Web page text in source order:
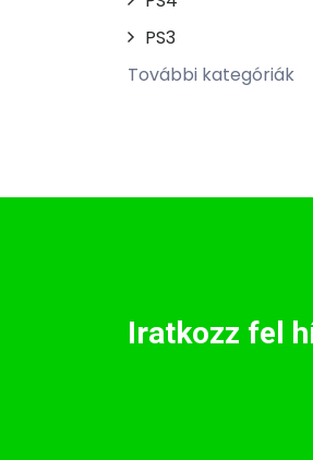
PS3
További kategóriák
Iratkozz fel